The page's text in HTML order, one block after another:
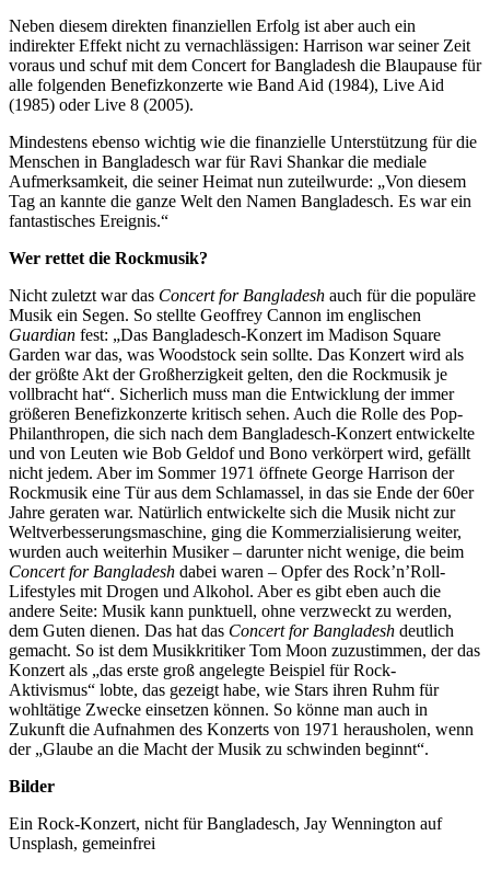
Neben diesem direkten finanziellen Erfolg ist aber auch ein
indirekter Effekt nicht zu vernachlässigen: Harrison war seiner Zeit
voraus und schuf mit dem Concert for Bangladesh die Blaupause für
alle folgenden Benefizkonzerte wie Band Aid (1984), Live Aid
(1985) oder Live 8 (2005).
Mindestens ebenso wichtig wie die finanzielle Unterstützung für die
Menschen in Bangladesch war für Ravi Shankar die mediale
Aufmerksamkeit, die seiner Heimat nun zuteilwurde: „Von diesem
Tag an kannte die ganze Welt den Namen Bangladesch. Es war ein
fantastisches Ereignis.“
Wer rettet die Rockmusik?
Nicht zuletzt war das Concert for Bangladesh auch für die populäre
Musik ein Segen. So stellte Geoffrey Cannon im englischen
Guardian fest: „Das Bangladesch-Konzert im Madison Square
Garden war das, was Woodstock sein sollte. Das Konzert wird als
der größte Akt der Großherzigkeit gelten, den die Rockmusik je
vollbracht hat“. Sicherlich muss man die Entwicklung der immer
größeren Benefizkonzerte kritisch sehen. Auch die Rolle des Pop-
Philanthropen, die sich nach dem Bangladesch-Konzert entwickelte
und von Leuten wie Bob Geldof und Bono verkörpert wird, gefällt
nicht jedem. Aber im Sommer 1971 öffnete George Harrison der
Rockmusik eine Tür aus dem Schlamassel, in das sie Ende der 60er
Jahre geraten war. Natürlich entwickelte sich die Musik nicht zur
Weltverbesserungsmaschine, ging die Kommerzialisierung weiter,
wurden auch weiterhin Musiker – darunter nicht wenige, die beim
Concert for Bangladesh dabei waren – Opfer des Rock’n’Roll-
Lifestyles mit Drogen und Alkohol. Aber es gibt eben auch die
andere Seite: Musik kann punktuell, ohne verzweckt zu werden,
dem Guten dienen. Das hat das Concert for Bangladesh deutlich
gemacht. So ist dem Musikkritiker Tom Moon zuzustimmen, der das
Konzert als „das erste groß angelegte Beispiel für Rock-
Aktivismus“ lobte, das gezeigt habe, wie Stars ihren Ruhm für
wohltätige Zwecke einsetzen können. So könne man auch in
Zukunft die Aufnahmen des Konzerts von 1971 herausholen, wenn
der „Glaube an die Macht der Musik zu schwinden beginnt“.
Bilder
Ein Rock-Konzert, nicht für Bangladesch, Jay Wennington auf
Unsplash, gemeinfrei